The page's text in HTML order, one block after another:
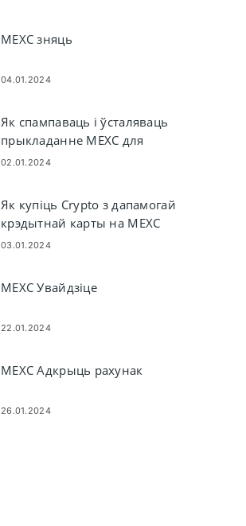
MEXC зняць
04.01.2024
Як спампаваць і ўсталяваць
прыкладанне MEXC для
мабільнага тэлефона (Android,
02.01.2024
Як купіць Crypto з дапамогай
крэдытнай карты на MEXC
03.01.2024
MEXC Увайдзіце
22.01.2024
MEXC Адкрыць рахунак
26.01.2024